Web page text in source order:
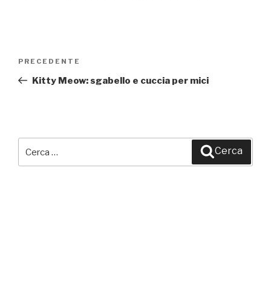
Articolo
precedente:
PRECEDENTE
Kitty Meow: sgabello e cuccia per mici
Cerca